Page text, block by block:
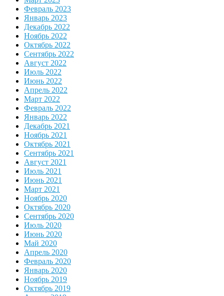
Февраль 2023
Январь 2023
Декабрь 2022
Ноябрь 2022
Октябрь 2022
Сентябрь 2022
Август 2022
Июль 2022
Июнь 2022
Апрель 2022
Март 2022
Февраль 2022
Январь 2022
Декабрь 2021
Ноябрь 2021
Октябрь 2021
Сентябрь 2021
Август 2021
Июль 2021
Июнь 2021
Март 2021
Ноябрь 2020
Октябрь 2020
Сентябрь 2020
Июль 2020
Июнь 2020
Май 2020
Апрель 2020
Февраль 2020
Январь 2020
Ноябрь 2019
Октябрь 2019